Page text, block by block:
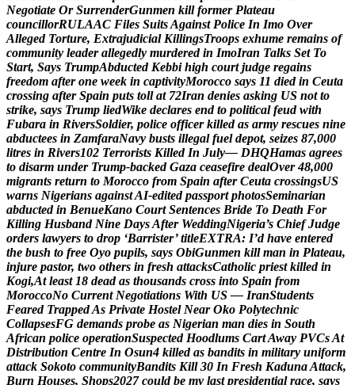
Negotiate Or SurrenderGunmen kill former Plateau
councillorRULAAC Files SuitsAgainst Police In Imo Over
Alleged Torture, Extrajudicial KillingsTroops exhume remains of
community leader allegedly murdered in ImoIran Talks Set To
Start, Says TrumpAbducted Kebbi high court judge regains
freedom after one week in captivityMorocco says 11 died in Ceuta
crossing after Spain puts toll at 72Iran denies asking US not to
strike, says Trump liedWike declares end to political feud with
Fubara in RiversSoldier, police officer killed as army rescues nine
abductees in ZamfaraNavy busts illegal fuel depot, seizes 87,000
litres in Rivers102 Terrorists Killed In July— DHQHamas agrees
to disarm under Trump-backed Gaza ceasefire dealOver 48,000
migrants return to Morocco from Spain after Ceuta crossingsUS
warns Nigerians againstAI-edited passport photosSeminarian
abducted in BenueKano Court Sentences Bride To Death For
Killing Husband Nine DaysAfter WeddingNigeria’s Chief Judge
orders lawyers to drop ‘Barrister’ titleEXTRA: I’d have entered
the bush to free Oyo pupils, says ObiGunmen kill man in Plateau,
injure pastor, two others in fresh attacksCatholic priest killed in
Kogi,At least 18 dead as thousands cross into Spain from
MoroccoNo Current Negotiations With US — IranStudents
Feared TrappedAs Private Hostel Near Oko Polytechnic
CollapsesFG demands probe as Nigerian man dies in South
African police operationSuspected Hoodlums CartAway PVCsAt
Distribution Centre In Osun4 killed as bandits in military uniform
attack Sokoto communityBandits Kill 30 In Fresh KadunaAttack,
Burn Houses, Shops2027 could be my last presidential race, says